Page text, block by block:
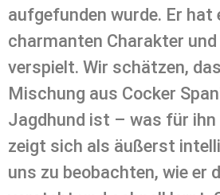
aufgefunden wurde. Er hat
charmanten Charakter
verspielt. Wir schätzen,
Mischung aus Cocker
Jagdhund ist – was für
zeigt sich als äußerst
uns zu beobachten, wie er